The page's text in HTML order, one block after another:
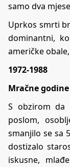
samo dva
Uprkos smrti
dominantni,
američke
1972-1988
Mračne
S obzirom da
poslom,
smanjilo se sa
dostizalo
iskusne,